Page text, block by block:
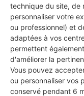
technique du site, de
personnaliser votre
ou professionnel) et
adaptées à vos
permettent
d'améliorer la
Vous pouvez
ou personnaliser vos
conservé pendant 6